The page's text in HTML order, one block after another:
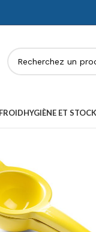
FROIDHYGIÈNE ET